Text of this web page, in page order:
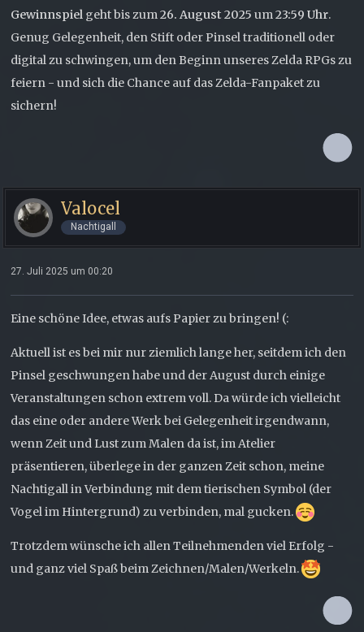
Gewinnspiel geht bis zum26. August 2025 um23:59 Uhr.
Genug Gelegenheit, den Stift oder Pinsel traditionell oder
digital zu schwingen, um den Beginn unseres Zelda RPGs zu
feiern - und sich die Chance auf das Zelda-Fanpaket zu
sichern!
Valocel
Nachtigall
27. Juli 2025 um 00:20
Eine schöne Idee, etwas aufs Papier zu bringen! (:
Aktuell ist es bei mir nur ziemlich lange her, seitdem ich den
Pinsel geschwungen habe und der August durch einige
Veranstaltungen schon extrem voll. Da würde ich vielleicht
das eine oder andere Werk bei Gelegenheit irgendwann,
wenn Zeit und Lust zum Malen da ist, im Atelier
präsentieren, überlege in der ganzen Zeit schon, meine
Nachtigall in Verbindung mit dem tierischen Symbol (der
Vogel im Hintergrund) zu verbinden, mal gucken.
Trotzdem wünsche ich allen Teilnehmenden viel Erfolg -
und ganz viel Spaß beim Zeichnen/Malen/Werkeln.